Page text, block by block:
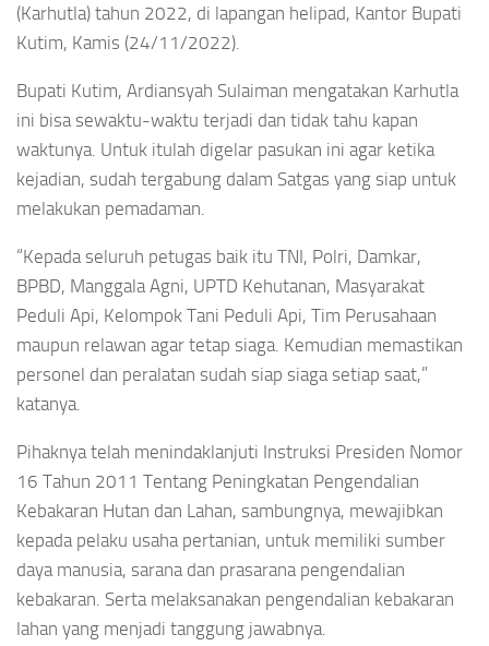
(Karhutla) tahun 2022, di lapangan helipad, Kantor Bupati
Kutim, Kamis (24/11/2022).
Bupati Kutim, Ardiansyah Sulaiman mengatakan Karhutla
ini bisa sewaktu-waktu terjadi dan tidak tahu kapan
waktunya. Untuk itulah digelar pasukan ini agar ketika
kejadian, sudah tergabung dalam Satgas yang siap untuk
melakukan pemadaman.
“Kepada seluruh petugas baik itu TNI, Polri, Damkar,
BPBD, Manggala Agni, UPTD Kehutanan, Masyarakat
Peduli Api, Kelompok Tani Peduli Api, Tim Perusahaan
maupun relawan agar tetap siaga. Kemudian memastikan
personel dan peralatan sudah siap siaga setiap saat,”
katanya.
Pihaknya telah menindaklanjuti Instruksi Presiden Nomor
16 Tahun 2011 Tentang Peningkatan Pengendalian
Kebakaran Hutan dan Lahan, sambungnya, mewajibkan
kepada pelaku usaha pertanian, untuk memiliki sumber
daya manusia, sarana dan prasarana pengendalian
kebakaran. Serta melaksanakan pengendalian kebakaran
lahan yang menjadi tanggung jawabnya.